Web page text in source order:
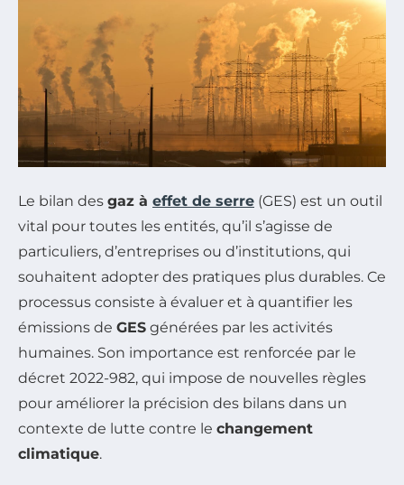
Le bilan des gaz à effet de serre (GES) est un outil
vital pour toutes les entités, qu’il s’agisse de
particuliers, d’entreprises ou d’institutions, qui
souhaitent adopter des pratiques plus durables. Ce
processus consiste à évaluer et à quantifier les
émissions de GES générées par les activités
humaines. Son importance est renforcée par le
décret 2022-982, qui impose de nouvelles règles
pour améliorer la précision des bilans dans un
contexte de lutte contre le changement
climatique.